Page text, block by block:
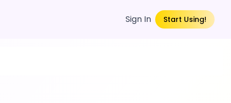
Sign In Start Using!